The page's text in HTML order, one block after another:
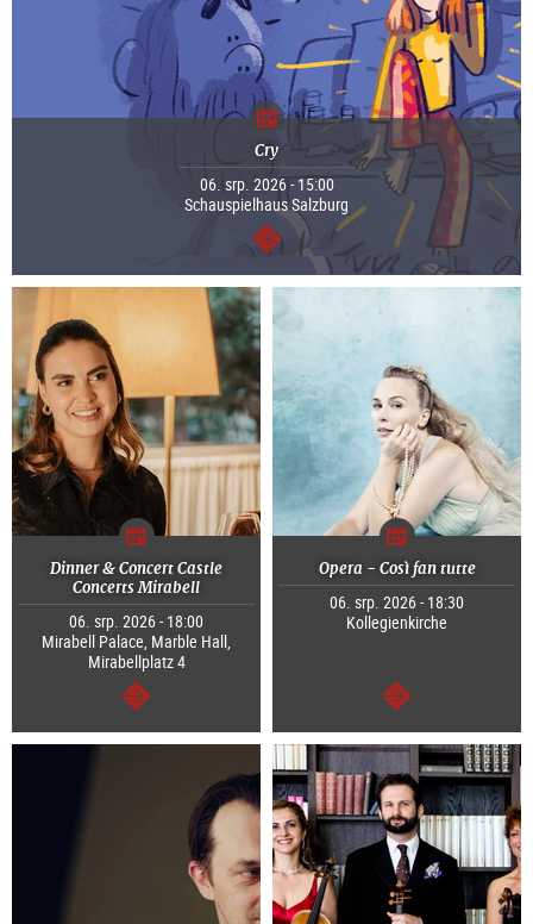
Cry
06. srp. 2026 - 15:00
Schauspielhaus Salzburg
continue
Dinner & Concert Castle
Concerts Mirabell
06. srp. 2026 - 18:00
Mirabell Palace, Marble Hall,
Mirabellplatz 4
continue
Opera - Così fan tutte
06. srp. 2026 - 18:30
Kollegienkirche
continue